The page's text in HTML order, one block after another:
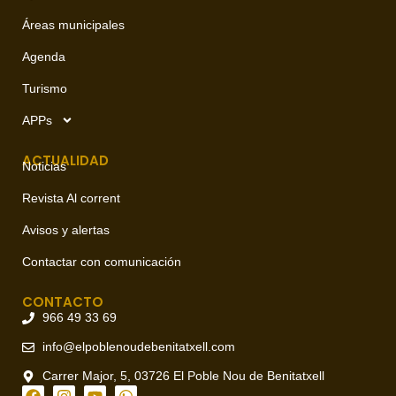
Áreas municipales
Agenda
Turismo
APPs
ACTUALIDAD
Noticias
Revista Al corrent
Avisos y alertas
Contactar con comunicación
CONTACTO
966 49 33 69
info@elpoblenoudebenitatxell.com
Carrer Major, 5, 03726 El Poble Nou de Benitatxell